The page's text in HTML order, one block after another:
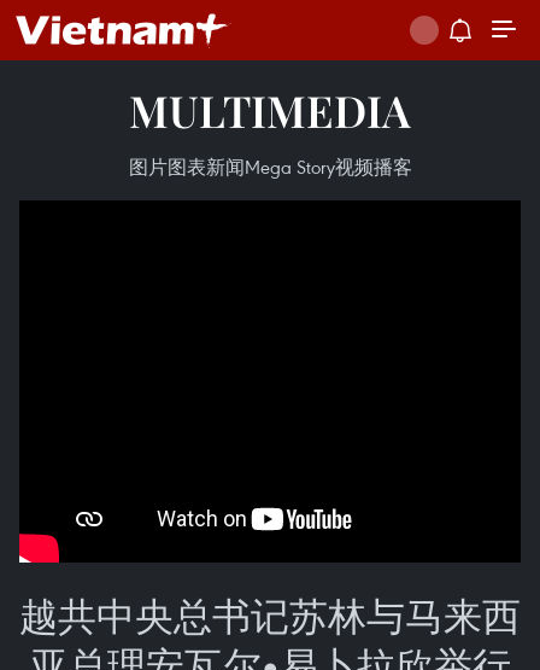
MULTIMEDIA
图片图表新闻Mega Story视频播客
越共中央总书记苏林与马来西